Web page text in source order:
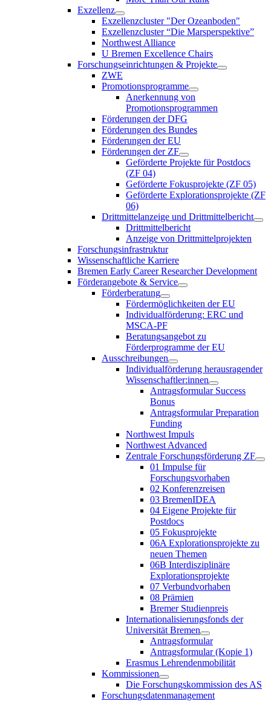
Exzellenz
Exzellenzcluster "Der Ozeanboden"
Exzellenzcluster “Die Marsperspektive”
Northwest Alliance
U Bremen Excellence Chairs
Forschungseinrichtungen & Projekte
ZWE
Promotionsprogramme
Anerkennung von
Promotionsprogrammen
Förderungen der DFG
Förderungen des Bundes
Förderungen der EU
Förderungen der ZF
Geförderte Projekte für Postdocs
(ZF 04)
Geförderte Fokusprojekte (ZF 05)
Geförderte Explorationsprojekte (ZF
06)
Drittmittelanzeige und Drittmittelbericht
Drittmittelbericht
Anzeige von Drittmittelprojekten
Forschungsinfrastruktur
Wissenschaftliche Karriere
Bremen Early Career Researcher Development
Förderangebote & Service
Förderberatung
Fördermöglichkeiten der EU
Individualförderung: ERC und
MSCA-PF
Beratungsangebot zu
Förderprogramme der EU
Ausschreibungen
Individualförderung herausragender
Wissenschaftler:innen
Antragsformular Success
Bonus
Antragsformular Preparation
Funding
Northwest Impuls
Northwest Advanced
Zentrale Forschungsförderung ZF
01 Impulse für
Forschungsvorhaben
02 Konferenzreisen
03 BremenIDEA
04 Eigene Projekte für
Postdocs
05 Fokusprojekte
06A Explorationsprojekte zu
neuen Themen
06B Interdisziplinäre
Explorationsprojekte
07 Verbundvorhaben
08 Prämien
Bremer Studienpreis
Internationalisierungsfonds der
Universität Bremen
Antragsformular
Antragsformular (Kopie 1)
Erasmus Lehrendenmobilität
Kommissionen
Die Forschungskommission des AS
Forschungsdatenmanagement